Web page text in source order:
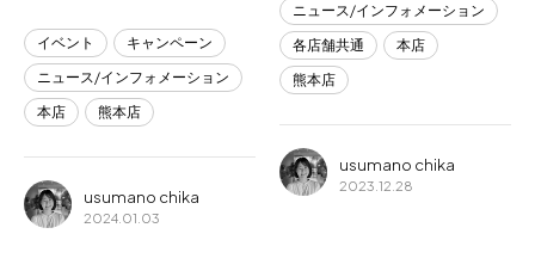
イベント
キャンペーン
ニュース/インフォメーション
本店
熊本店
usumano chika
2024.01.03
ニュース/インフォメーション
各店舗共通
本店
熊本店
usumano chika
2023.12.28